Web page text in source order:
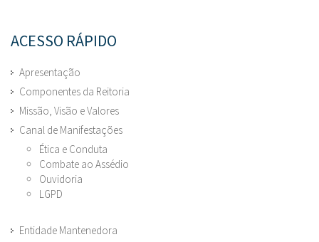
ACESSO RÁPIDO
Apresentação
Componentes da Reitoria
Missão, Visão e Valores
Canal de Manifestações
Ética e Conduta
Combate ao Assédio
Ouvidoria
LGPD
Entidade Mantenedora